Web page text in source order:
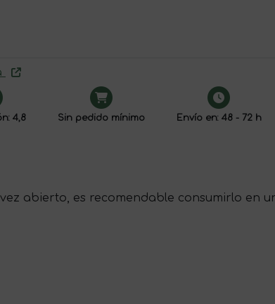
4,8 Sin pedido mínimo Envío en: 48 - 72 h
abierto, es recomendable consumirlo en